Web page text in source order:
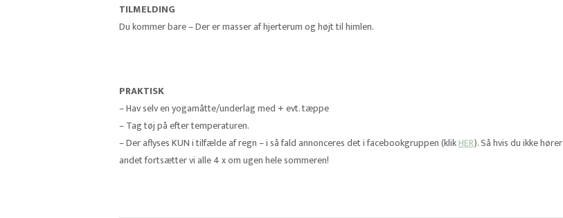
TILMELDING
Du kommer bare – Der er masser af hjerterum og højt til himlen.
PRAKTISK
– Hav selv en yogamåtte/underlag med + evt. tæppe
– Tag tøj på efter temperaturen.
– Der aflyses KUN i tilfælde af regn – i så fald annonceres det i facebookgruppen (klikHER). Så hvis du ikke hører
andet fortsætter vi alle 4 x om ugen hele sommeren!